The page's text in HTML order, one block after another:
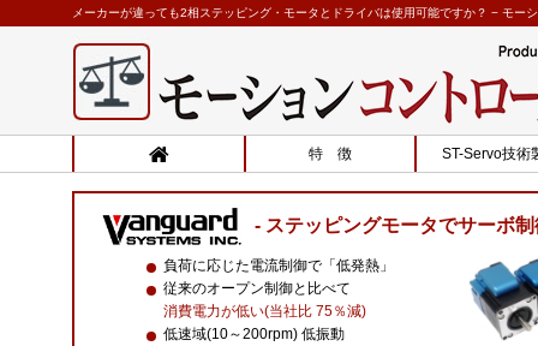
メーカーが違っても2相ステッピング・モータとドライバは使用可能ですか？ − モー
特 徴 ST-Servo技術
ステッピングモータでサーボ制
負荷に応じた電流制御で「低発熱」
従来のオープン制御と比べて
消費電力が低い(当社比 75％減)
低速域(10～200rpm) 低振動